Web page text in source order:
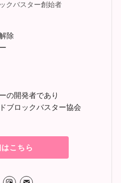
クバスター創始者
除
の開発者であり
ブロックバスター協会
こちら